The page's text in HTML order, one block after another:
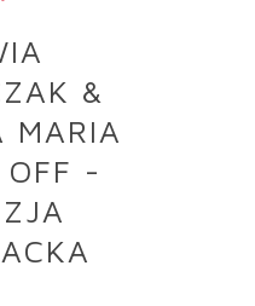
&
MARIA
OFF -